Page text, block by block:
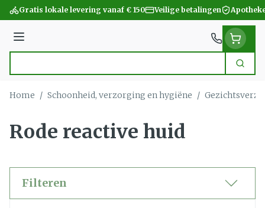
Ga naar de inhoud
Gratis lokale levering vanaf € 150 Veilige betalingen
Menu
Zoek
Home / Schoonheid, verzorging en hygiëne /
Rode reactive huid
Filteren